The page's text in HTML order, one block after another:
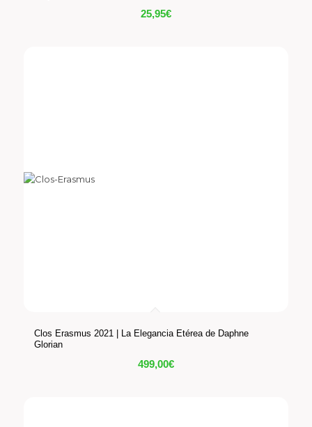
25,95€
Clos Erasmus 2021 | La Elegancia Etérea de Daphne
Glorian
499,00€